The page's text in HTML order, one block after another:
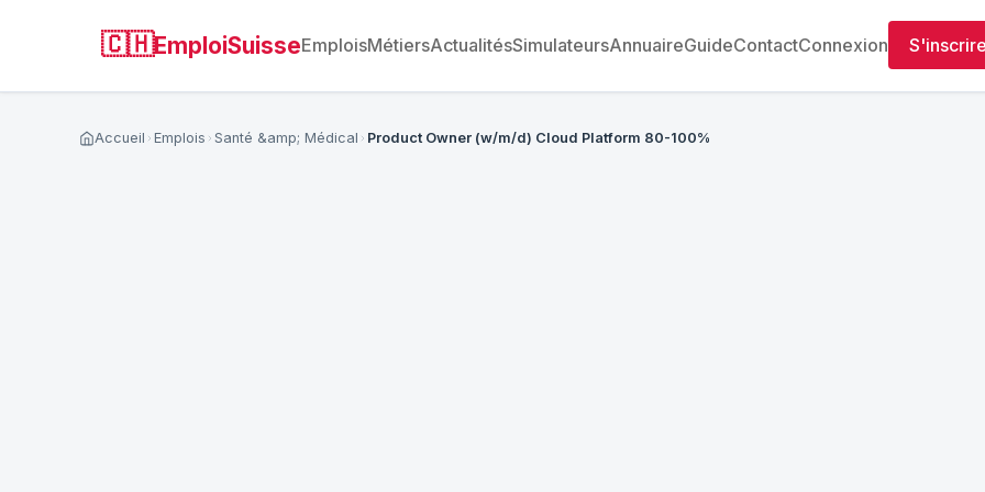
🇨🇭EmploiSuisseEmploisMétiersActualitésSimulateursAnnuaireGuideContactConnexion
Accueil Emplois Santé &amp; Médical Product Owner (w/m/d) Cloud Platform 80-100%